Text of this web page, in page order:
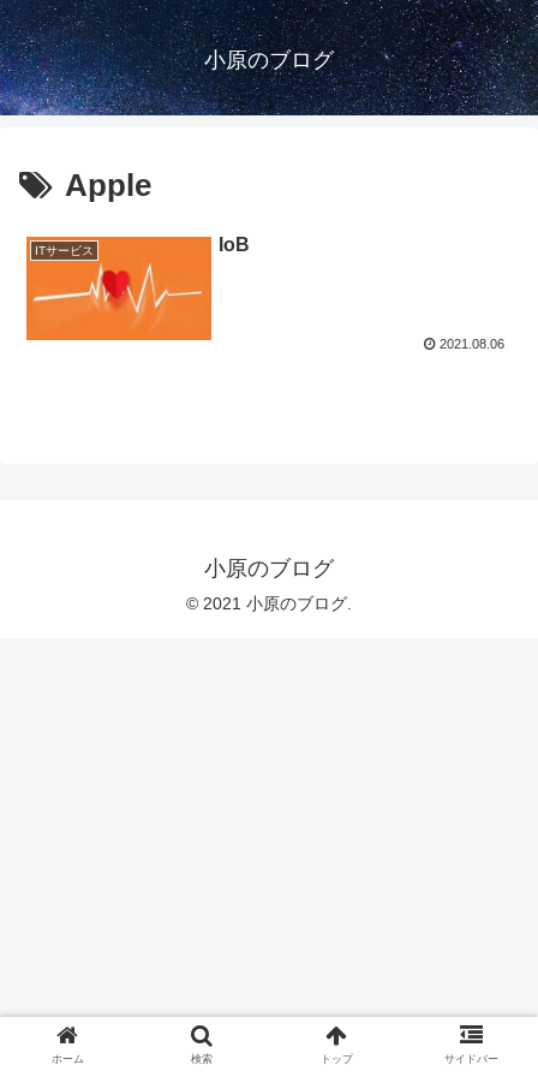
小原のブログ
Apple
ITサービス IoB
2021.08.06
小原のブログ
© 2021 小原のブログ.
ホーム 検索 トップ サイドバー